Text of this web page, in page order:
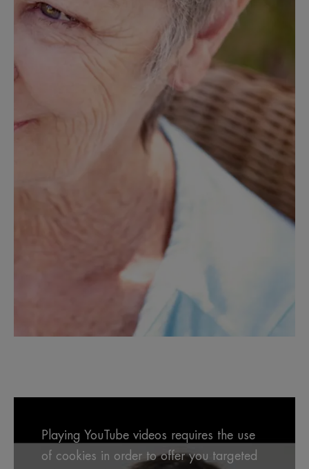
Playing YouTube videos requires the use
of cookies in order to offer you targeted